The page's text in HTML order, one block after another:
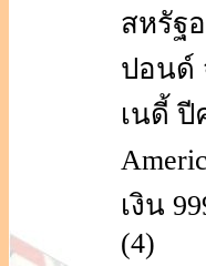
สหรัฐ
ปอนด์
เนดี้ ปี
เงิน
(4)